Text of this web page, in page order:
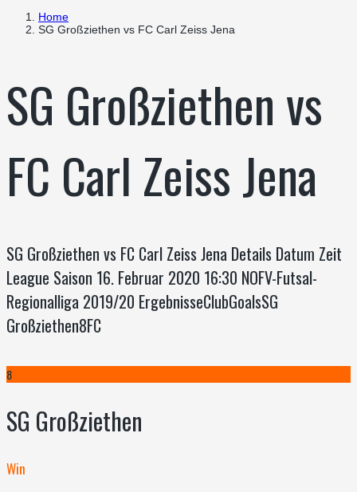
Home
SG Großziethen vs FC Carl Zeiss Jena
SG Großziethen vs
FC Carl Zeiss Jena
SG Großziethen vs FC Carl Zeiss Jena Details Datum Zeit
League Saison 16. Februar 2020 16:30 NOFV-Futsal-
Regionalliga 2019/20 ErgebnisseClubGoalsSG
Großziethen8FC
8
SG Großziethen
Win